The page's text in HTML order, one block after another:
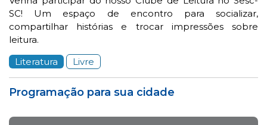
SC! Um espaço de encontro para socializar,
compartilhar histórias e trocar impressões sobre
leitura.
Literatura
Livre
Programação para sua cidade